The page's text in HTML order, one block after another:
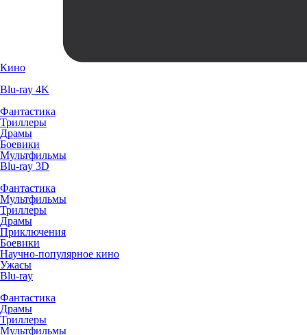
Кино
Blu-ray 4K
Фантастика
Триллеры
Драмы
Боевики
Мультфильмы
Blu-ray 3D
Фантастика
Мультфильмы
Триллеры
Драмы
Приключения
Боевики
Научно-популярное кино
Ужасы
Blu-ray
Фантастика
Драмы
Триллеры
Мультфильмы